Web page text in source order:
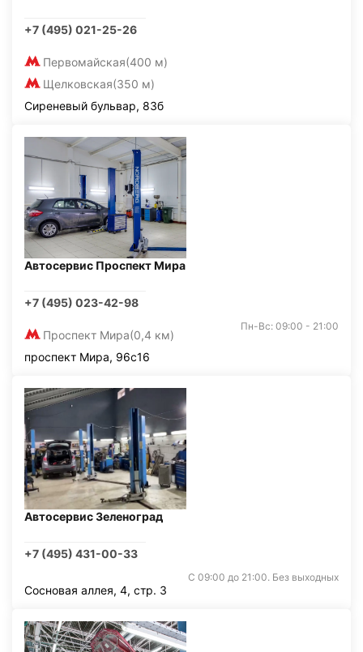
+7 (495) 021-25-26
Первомайская(400 м)
Щелковская(350 м)
Сиреневый бульвар, 83б
Автосервис Проспект Мира
+7 (495) 023-42-98
Проспект Мира(0,4 км)
Пн-Вс: 09:00 - 21:00
проспект Мира, 96с16
Автосервис Зеленоград
+7 (495) 431-00-33
С 09:00 до 21:00. Без выходных
Сосновая аллея, 4, стр. 3